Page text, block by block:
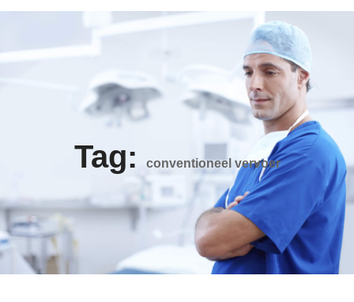
Tag: conventioneel vervoer